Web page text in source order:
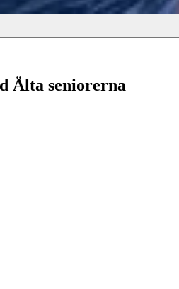
Älta seniorerna